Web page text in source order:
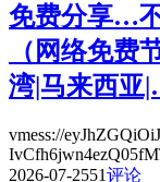
免费分享…
（网络免费
湾|马来西亚
vmess://
2026-07-2551评论